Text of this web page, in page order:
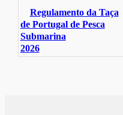
Regulamento da Taça
de Portugal de Pesca
Submarina
2026